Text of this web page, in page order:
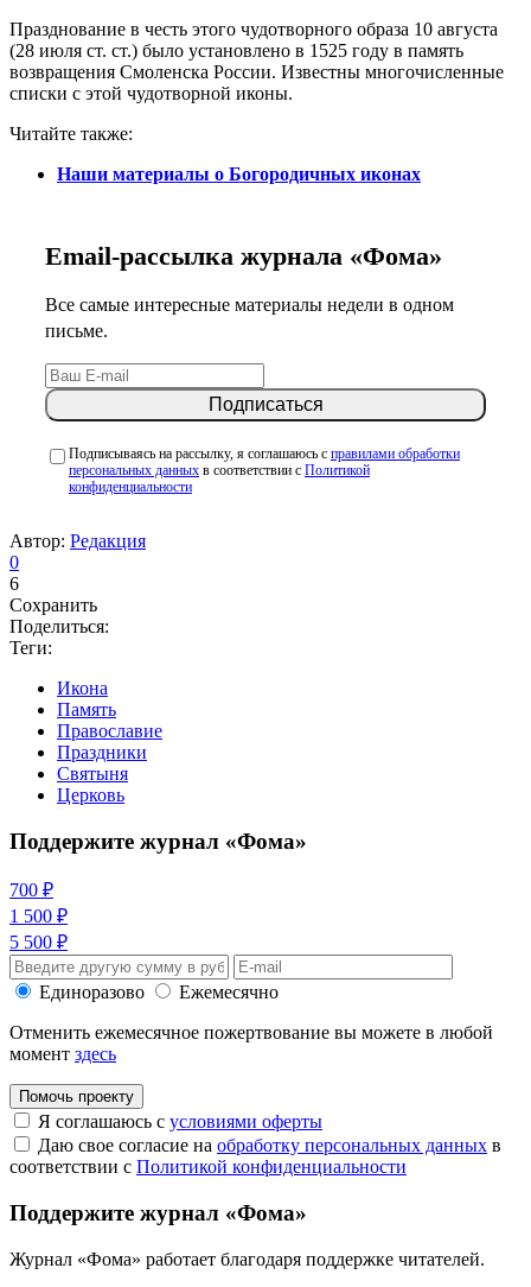
Празднование в честь этого чудотворного образа 10 августа
(28 июля ст. ст.) было установлено в 1525 году в память
возвращения Смоленска России. Известны многочисленные
списки с этой чудотворной иконы.
Читайте также:
Наши материалы о Богородичных иконах
Email-рассылка журнала «Фома»
Все самые интересные материалы недели в одном
письме.
Подписываясь на рассылку, я соглашаюсь с правилами обработки
персональных данных в соответствии с Политикой
конфиденциальности
Автор: Редакция
0
6
Сохранить
Поделиться:
Теги:
Икона
Память
Православие
Праздники
Святыня
Церковь
Поддержите журнал «Фома»
700 ₽
1 500 ₽
5 500 ₽
Единоразово
Ежемесячно
Отменить ежемесячное пожертвование вы можете в любой
момент здесь
Помочь проекту
Я соглашаюсь с условиями оферты
Даю свое согласие на обработку персональных данных в
соответствии с Политикой конфиденциальности
Поддержите журнал «Фома»
Журнал «Фома» работает благодаря поддержке читателей.